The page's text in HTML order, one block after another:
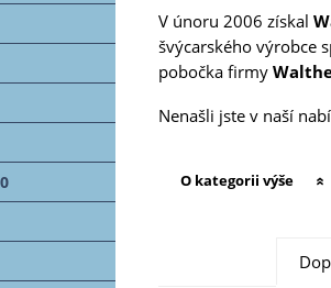
V únoru 2006 získal
švýcarského výrobce
pobočka firmy
Nenašli jste v naší
O kategorii výše